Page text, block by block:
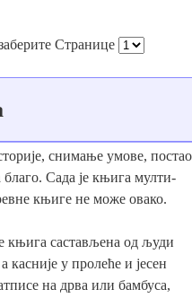
Странице
снимање умове, постао
благо. Сада је књига мулти-
књиге не може овако.
састављена од људи
касније у пролеће и јесен
на дрва или бамбуса,